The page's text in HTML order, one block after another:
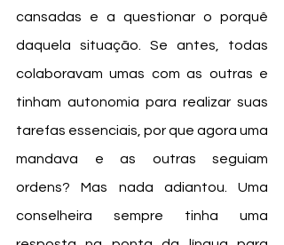
cansadas e a questionar o porquê
daquela situação. Se antes, todas
colaboravam umas com as outras e
tinham autonomia para realizar suas
tarefas essenciais, por que agora uma
mandava e as outras seguiam
ordens? Mas nada adiantou. Uma
conselheira sempre tinha uma